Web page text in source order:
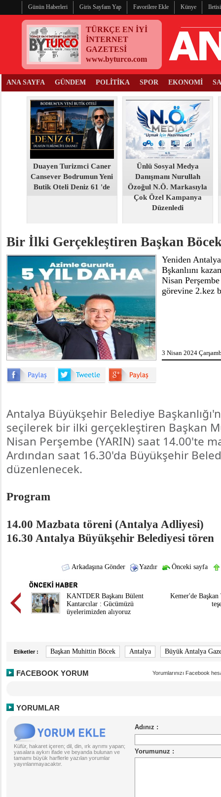
Günün Haberleri Giris Sayfam Yap Favorilere Ekle Künye
TÜRKÇE EN İYİ
İNTERNET
GAZETESİ
www.byturco.com
ANA SAYFA GÜNDEM POLİTİKA SPOR EKONOMİ
Duayen Turizmci Caner
Cansever Bodrumun Yeni
Butik Oteli Deniz 61 'de
Ünlü Sosyal Medya
Danışmanı Nurullah
Özoğul N.Ö. Markasıyla
Çok Özel Kampanya
Düzenledi
Bir İlki Gerçekleştiren Başkan
Yeniden
Bşkanlıını
Nisan
görevine 2.kez
3 Nisan 2024
Antalya Büyükşehir Belediye
seçilerek bir ilki gerçekleştiren Başkan
Nisan Perşembe (YARIN) saat 14.00'te
Ardından saat 16.30'da Büyükşehir
düzenlenecek.
Program
14.00 Mazbata töreni (Antalya Adliyesi)
16.30 Antalya Büyükşehir Belediyesi tören
Arkadaşına Gönder Yazdır Önceki sayfa
KANTDER Başkanı Bülent
Kantarcılar : Gücümüzü
üyelerimizden alıyoruz
Kemer'de Başkan
Etiketler : Başkan Muhittin Böcek Antalya Büyük Antalya
FACEBOOK YORUM Yorumlarınızı Facebook
YORUMLAR
Küfür, hakaret içeren; dil, din, ırk ayrımı yapan;
yasalara aykırı ifade ve beyanda bulunan ve
tamamı büyük harflerle yazılan yorumlar
yayınlanmayacaktır.